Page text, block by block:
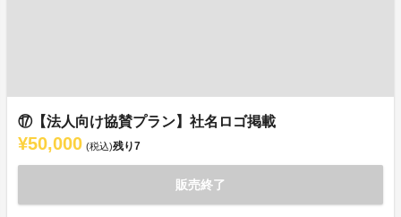
⑰【法人向け協賛プラン】社名ロゴ掲載
¥50,000 (税込)残り7
販売終了